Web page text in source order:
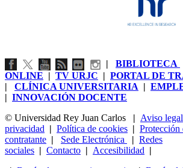
| BIBLIOTECA
ONLINE | TV URJC | PORTAL DE
| CLÍNICA UNIVERSITARIA |
| INNOVACIÓN DOCENTE
© Universidad Rey Juan Carlos
| Aviso legal
privacidad | Política de cookies | Protección
contratante | Sede Electrónica | Redes
sociales | Contacto | Accesibilidad |